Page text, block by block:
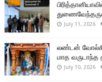
July 11, 2026
லண்டன்
மாத வருடாந்த
July 10, 2026